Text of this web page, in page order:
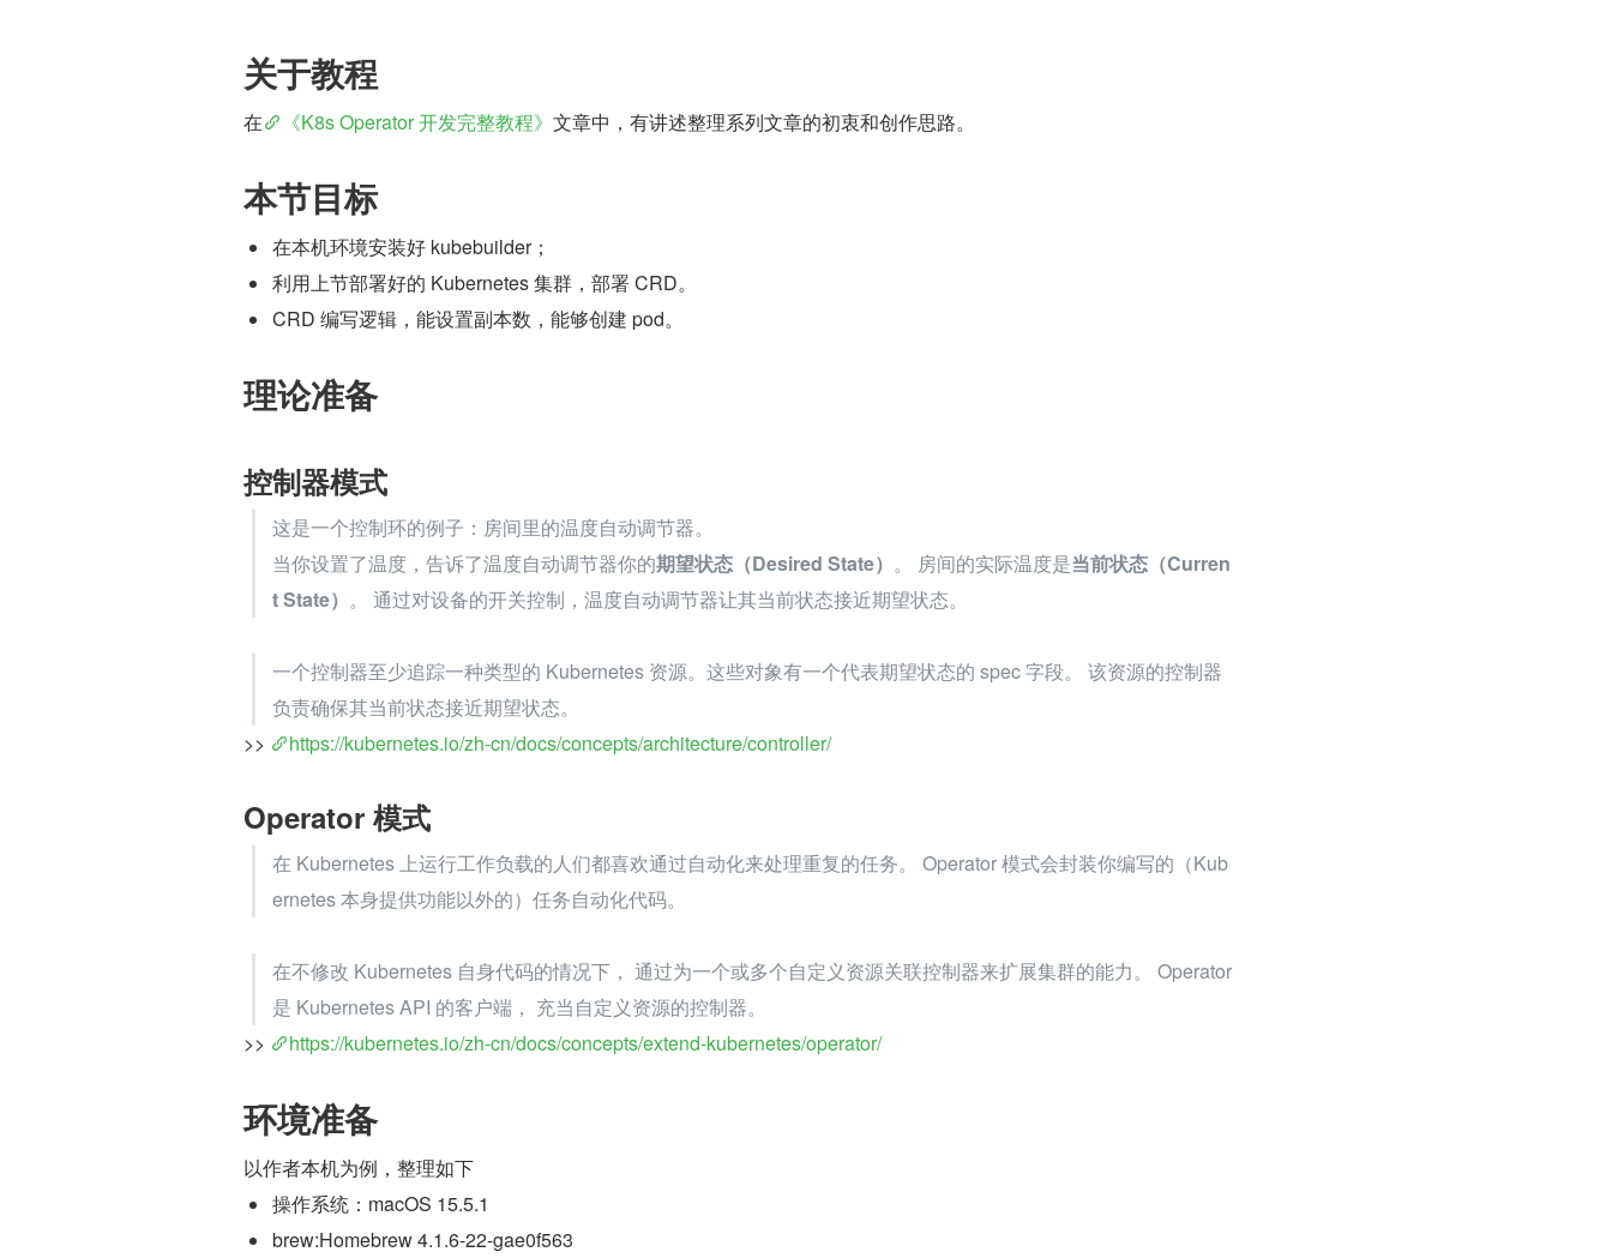
关于教程
在 《K8s Operator 开发完整教程》 文章中，有讲述整理系列文章的初衷和创作思路。
本节目标
在本机环境安装好 kubebuilder；
利用上节部署好的 Kubernetes 集群，部署 CRD。
CRD 编写逻辑，能设置副本数，能够创建 pod。
理论准备
控制器模式
这是一个控制环的例子：房间里的温度自动调节器。
当你设置了温度，告诉了温度自动调节器你的期望状态（Desired State） 。 房间的实际温度是当前状态（Curren
t State） 。 通过对设备的开关控制，温度自动调节器让其当前状态接近期望状态。
一个控制器至少追踪一种类型的 Kubernetes 资源。这些对象有一个代表期望状态的 spec 字段。 该资源的控制器
负责确保其当前状态接近期望状态。
>>
https://kubernetes.io/zh-cn/docs/concepts/architecture/controller/
Operator 模式
在 Kubernetes 上运行工作负载的人们都喜欢通过自动化来处理重复的任务。 Operator 模式会封装你编写的（Kub
ernetes 本身提供功能以外的）任务自动化代码。
在不修改 Kubernetes 自身代码的情况下， 通过为一个或多个自定义资源关联控制器来扩展集群的能力。 Operator
是 Kubernetes API 的客户端， 充当自定义资源的控制器。
>>
https://kubernetes.io/zh-cn/docs/concepts/extend-kubernetes/operator/
环境准备
以作者本机为例，整理如下
操作系统：macOS 15.5.1
brew:Homebrew 4.1.6-22-gae0f563